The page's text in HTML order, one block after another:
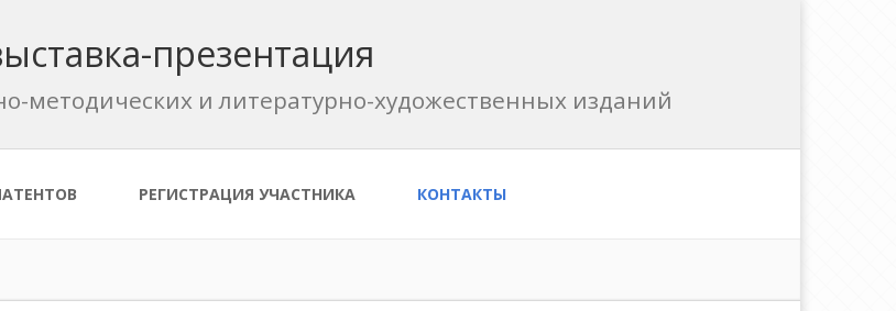
презентация
методических и литературно-художественных изданий
РЕГИСТРАЦИЯ УЧАСТНИКА КОНТАКТЫ